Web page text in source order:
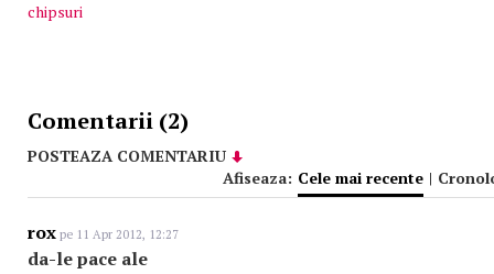
chipsuri
Comentarii (2)
POSTEAZA COMENTARIU
Afiseaza: Cele mai recente |
rox pe 11 Apr 2012, 12:27
da-le pace ale